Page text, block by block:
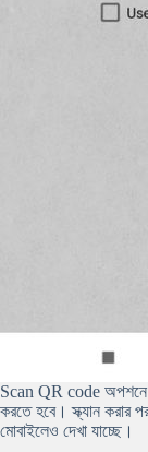
Scan QR code অপশনে
করতে হবে। স্ক্যান করার
মোবাইলেও দেখা যাচ্ছে।